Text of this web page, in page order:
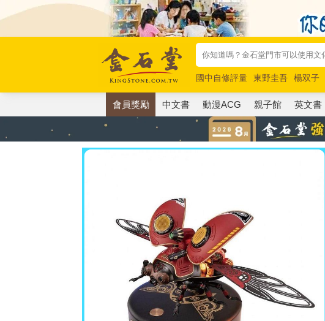
國中自修評量 東野圭吾 楊双子
唯紅花綻放
奧德賽 路邊攤新作
會員獎勵 中文書 動漫ACG 親子館 英文書